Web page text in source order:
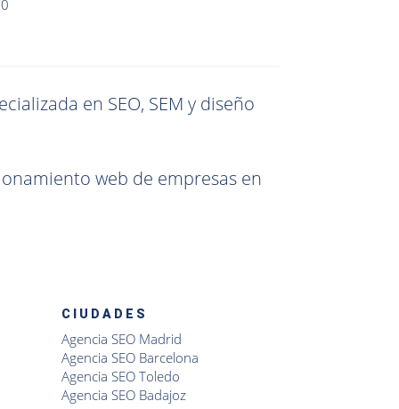
en SEO, SEM y diseño
web de empresas en
CIUDADES
Agencia SEO Madrid
Agencia SEO Barcelona
Agencia SEO Toledo
Agencia SEO Badajoz